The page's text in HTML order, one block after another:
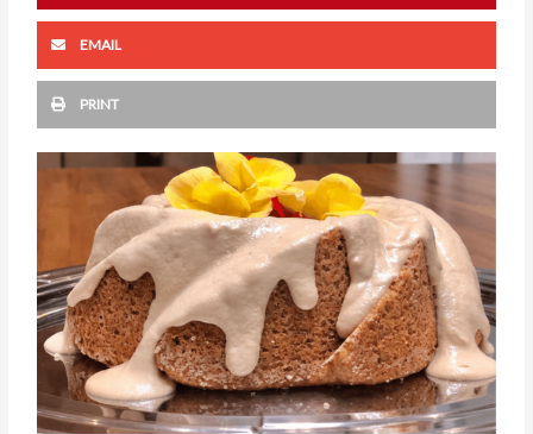
EMAIL
PRINT